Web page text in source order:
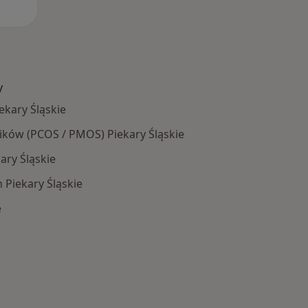
Śląskie
(PCOS / PMOS) Piekary Śląskie
Śląskie
Śląskie